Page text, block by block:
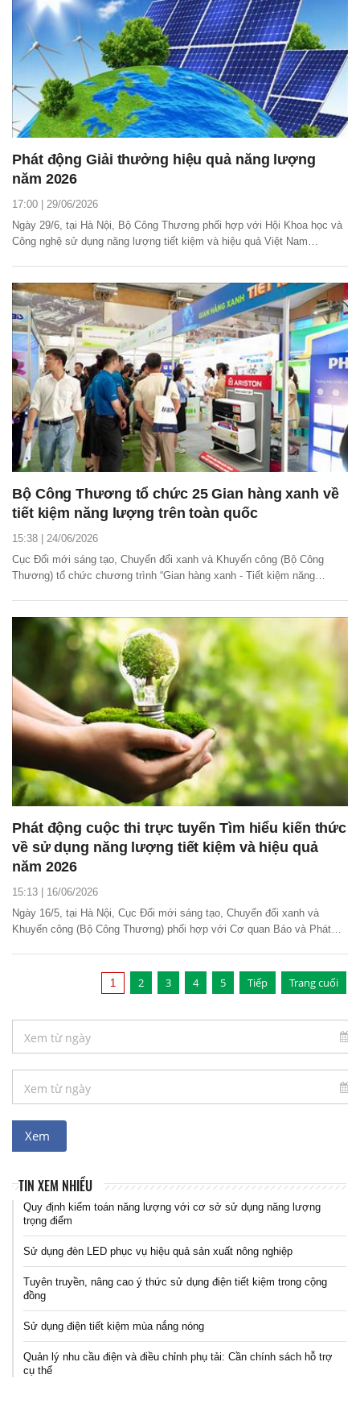
Phát động Giải thưởng hiệu quả năng lượng
năm 2026
17:00 | 29/06/2026
Ngày 29/6, tại Hà Nội, Bộ Công Thương phối hợp với Hội Khoa học và
Công nghệ sử dụng năng lượng tiết kiệm và hiệu quả Việt Nam
Bộ Công Thương tổ chức 25 Gian hàng xanh về
tiết kiệm năng lượng trên toàn quốc
15:38 | 24/06/2026
Cục Đổi mới sáng tạo, Chuyển đổi xanh và Khuyến công (Bộ Công
Thương) tổ chức chương trình “Gian hàng xanh - Tiết kiệm năng
hình thành thói quen tiêu dùng xanh trong...
Phát động cuộc thi trực tuyến Tìm hiểu kiến thức
về sử dụng năng lượng tiết kiệm và hiệu quả
năm 2026
15:13 | 16/06/2026
Ngày 16/5, tại Hà Nội, Cục Đổi mới sáng tạo, Chuyển đổi xanh và
Khuyến công (Bộ Công Thương) phối hợp với Cơ quan Báo và Phát
1 2 3 4 5 Tiếp Trang cuối
TIN XEM NHIỀU
Quy định kiểm toán năng lượng với cơ sở sử dụng năng lượng
trọng điểm
Sử dụng đèn LED phục vụ hiệu quả sản xuất nông nghiệp
Tuyên truyền, nâng cao ý thức sử dụng điện tiết kiệm trong cộng
đồng
Sử dụng điện tiết kiệm mùa nắng nóng
Quản lý nhu cầu điện và điều chỉnh phụ tải: Cần chính sách hỗ trợ
cụ thể